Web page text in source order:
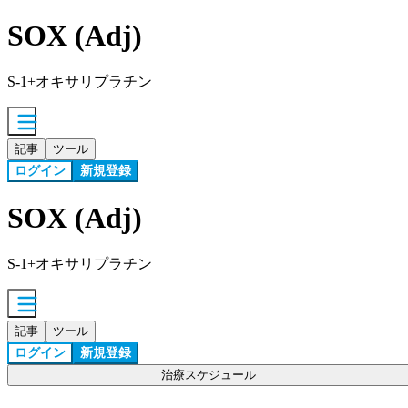
SOX (Adj)
S-1+オキサリプラチン
記事 ツール
ログイン 新規登録
SOX (Adj)
S-1+オキサリプラチン
記事 ツール
ログイン 新規登録
治療スケジュール